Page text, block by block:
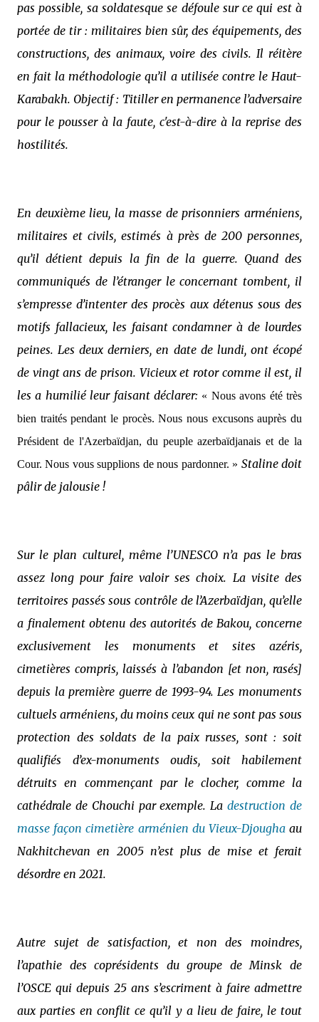
pas possible, sa soldatesque se défoule sur ce qui est à
portée de tir : militaires bien sûr, des équipements, des
constructions, des animaux, voire des civils. Il réitère
en fait la méthodologie qu’il a utilisée contre le Haut-
Karabakh. Objectif : Titiller en permanence l’adversaire
pour le pousser à la faute, c'est-à-dire à la reprise des
hostilités.
En deuxième lieu, la masse de prisonniers arméniens,
militaires et civils, estimés à près de 200 personnes,
qu’il détient depuis la fin de la guerre. Quand des
communiqués de l’étranger le concernant tombent, il
s’empresse d’intenter des procès aux détenus sous des
motifs fallacieux, les faisant condamner à de lourdes
peines. Les deux derniers, en date de lundi, ont écopé
de vingt ans de prison. Vicieux et rotor comme il est, il
les a humilié leur faisant déclarer: « Nous avons été très
bien traités pendant le procès. Nous nous excusons auprès du
Président de l'Azerbaïdjan, du peuple azerbaïdjanais et de la
Cour. Nous vous supplions de nous pardonner. » Staline doit
pâlir de jalousie !
Sur le plan culturel, même l’UNESCO n’a pas le bras
assez long pour faire valoir ses choix. La visite des
territoires passés sous contrôle de l’Azerbaïdjan, qu’elle
a finalement obtenu des autorités de Bakou, concerne
exclusivement les monuments et sites azéris,
cimetières compris, laissés à l’abandon [et non, rasés]
depuis la première guerre de 1993-94. Les monuments
cultuels arméniens, du moins ceux qui ne sont pas sous
protection des soldats de la paix russes, sont : soit
qualifiés d’ex-monuments oudis, soit habilement
détruits en commençant par le clocher, comme la
cathédrale de Chouchi par exemple. Ladestruction de
masse façon cimetière arménien du Vieux-Djoughaau
Nakhitchevan en 2005 n’est plus de mise et ferait
désordre en 2021.
Autre sujet de satisfaction, et non des moindres,
l’apathie des coprésidents du groupe de Minsk de
l’OSCE qui depuis 25 ans s’escriment à faire admettre
aux parties en conflit ce qu’il y a lieu de faire, le tout